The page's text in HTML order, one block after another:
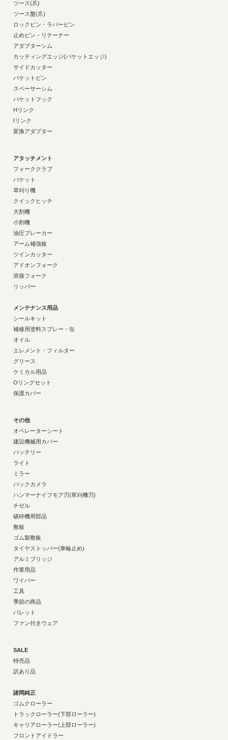
ツース(爪)
ツース盤(爪)
ロックピン・ラバーピン
止めピン・リテーナー
アダプターシム
カッティングエッジ(バケットエッジ)
サイドカッター
バケットピン
スペーサーシム
バケットフック
Hリンク
Iリンク
変換アダプター
アタッチメント
フォーククラブ
バケット
草刈り機
クイックヒッチ
大割機
小割機
油圧ブレーカー
アーム補強板
ツインカッター
アドオンフォーク
溶接フォーク
リッパー
メンテナンス用品
シールキット
補修用塗料スプレー・缶
オイル
エレメント・フィルター
グリース
ケミカル用品
Oリングセット
保護カバー
その他
オペレーターシート
建設機械用カバー
バッテリー
ライト
ミラー
バックカメラ
ハンマーナイフモア刃(草刈機刃)
チゼル
破砕機用部品
敷板
ゴム製敷板
タイヤストッパー(車輪止め)
アルミブリッジ
作業用品
ワイパー
工具
季節の商品
パレット
ファン付きウェア
SALE
特売品
訳あり品
諸岡純正
ゴムクローラー
トラックローラー(下部ローラー)
キャリアローラー(上部ローラー)
フロントアイドラー